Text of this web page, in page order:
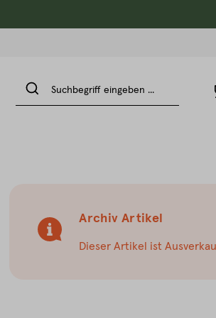
Archiv Artikel
Dieser Artikel ist